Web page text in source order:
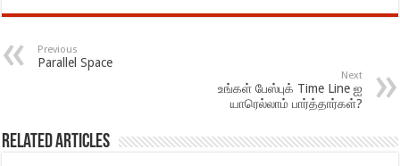
Previous
Parallel Space
Next
உங்கள் பேஸ்புக் Time Line ஐ
யாரெல்லாம் பார்த்தார்கள்?
Related Articles